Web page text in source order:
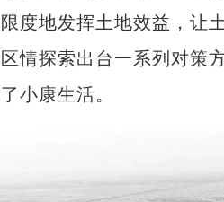
度地发挥土地效益，让
探索出台一系列对策
小康生活。